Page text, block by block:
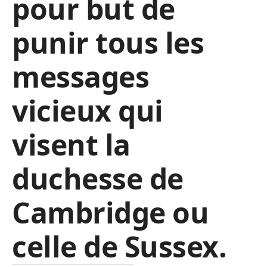
pour but de
punir tous les
messages
vicieux qui
visent la
duchesse de
Cambridge ou
celle de Sussex.